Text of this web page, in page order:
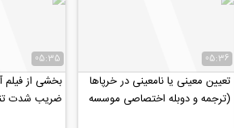
05:36
تعیین معینی یا نامعینی در خرپاها
(ترجمه و دوبله اختصاصی موسسه
05:35
بخشی از
ضریب شدت